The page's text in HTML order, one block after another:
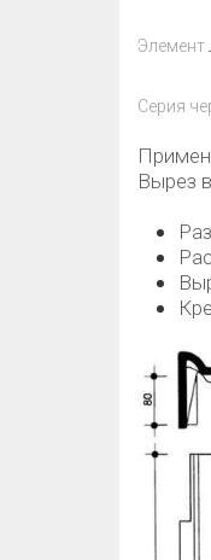
Элемент
Серия
Вырез